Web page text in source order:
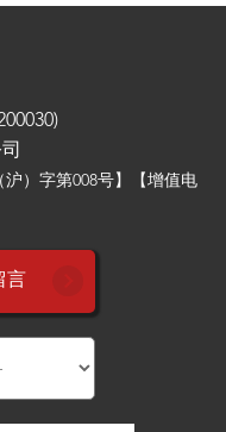
沪）字第008号】【增值电
言